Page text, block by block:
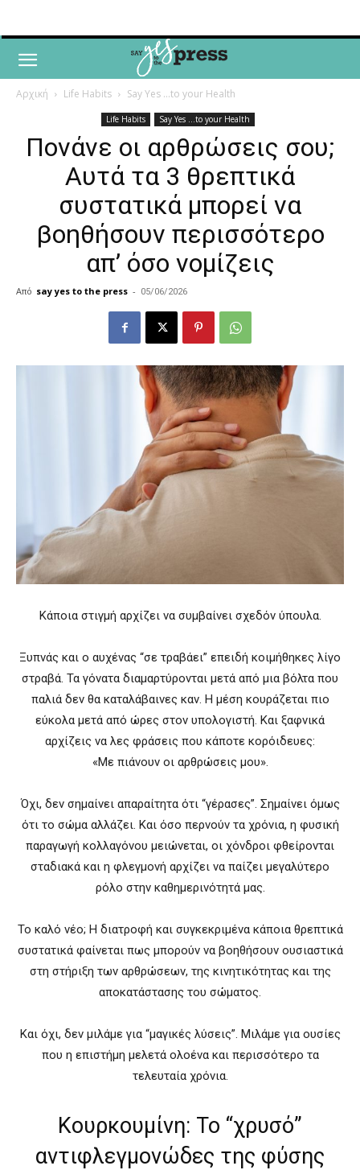
Αρχική Life Habits Say Yes ...to your Health
Life Habits Say Yes ...to your Health
Πονάνε οι αρθρώσεις σου;
Αυτά τα 3 θρεπτικά
συστατικά μπορεί να
βοηθήσουν περισσότερο
απ’ όσο νομίζεις
Από say yes to the press - 05/06/2026
Κάποια στιγμή αρχίζει να συμβαίνει σχεδόν ύπουλα.
Ξυπνάς και ο αυχένας “σε τραβάει” επειδή κοιμήθηκες λίγο
στραβά. Τα γόνατα διαμαρτύρονται μετά από μια βόλτα που
παλιά δεν θα καταλάβαινες καν. Η μέση κουράζεται πιο
εύκολα μετά από ώρες στον υπολογιστή. Και ξαφνικά
αρχίζεις να λες φράσεις που κάποτε κορόιδευες:
«Με πιάνουν οι αρθρώσεις μου».
Όχι, δεν σημαίνει απαραίτητα ότι “γέρασες”. Σημαίνει όμως
ότι το σώμα αλλάζει. Και όσο περνούν τα χρόνια, η φυσική
παραγωγή κολλαγόνου μειώνεται, οι χόνδροι φθείρονται
σταδιακά και η φλεγμονή αρχίζει να παίζει μεγαλύτερο
ρόλο στην καθημερινότητά μας.
Το καλό νέο; Η διατροφή και συγκεκριμένα κάποια θρεπτικά
συστατικά φαίνεται πως μπορούν να βοηθήσουν ουσιαστικά
στη στήριξη των αρθρώσεων, της κινητικότητας και της
αποκατάστασης του σώματος.
Και όχι, δεν μιλάμε για “μαγικές λύσεις”. Μιλάμε για ουσίες
που η επιστήμη μελετά ολοένα και περισσότερο τα
τελευταία χρόνια.
Κουρκουμίνη: Το “χρυσό”
αντιφλεγμονώδες της φύσης